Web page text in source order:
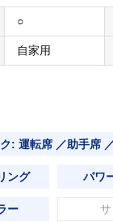
○
自家用
: 運転席 ／助手席
ング パワ
ー